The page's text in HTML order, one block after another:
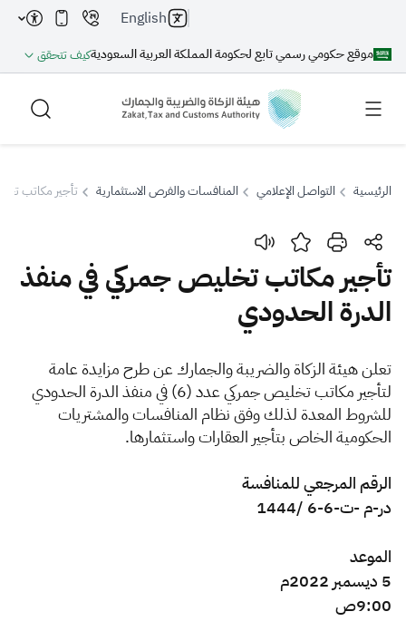
موقع حكومي رسمي تابع لحكومة المملكة العربية السعوديةكيف تتحقق
English
بحث
بحث بحث AI
اقتراحات
الزكاة الجمارك
ضريبة القيمة المضافة
الإقرار الضريبي
التصرفات العقارية
الرئيسية التواصل الإعلامي المنافسات والفرص الاستثمارية تأجير مكاتب
تأجير مكاتب تخليص جمركي في منفذ
الدرة الحدودي
​​تعلن هيئة الزكاة والضريبة والجمارك عن طرح مزايدة عامة
لتأجير مكاتب تخليص جمركي عدد (6) في منفذ الدرة الحدودي
للشروط المعدة لذلك وفق نظام المنافسات والمشتريات
الحكومية الخاص بتأجير العقارات واستثمارها.
الرقم المرجعيللمنافسة
در-م -ت-6-6 /1444​
الموعد
5 ديسمبر 2022م
9:00ص